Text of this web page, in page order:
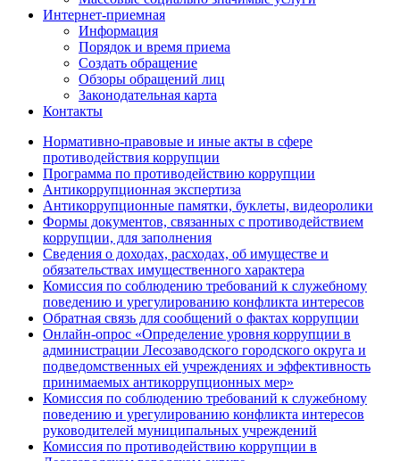
Интернет-приемная
Информация
Порядок и время приема
Создать обращение
Обзоры обращений лиц
Законодательная карта
Контакты
Нормативно-правовые и иные акты в сфере
противодействия коррупции
Программа по противодействию коррупции
Антикоррупционная экспертиза
Антикоррупционные памятки, буклеты, видеоролики
Формы документов, связанных с противодействием
коррупции, для заполнения
Сведения о доходах, расходах, об имуществе и
обязательствах имущественного характера
Комиссия по соблюдению требований к служебному
поведению и урегулированию конфликта интересов
Обратная связь для сообщений о фактах коррупции
Онлайн-опрос «Определение уровня коррупции в
администрации Лесозаводского городского округа и
подведомственных ей учреждениях и эффективность
принимаемых антикоррупционных мер»
Комиссия по соблюдению требований к служебному
поведению и урегулированию конфликта интересов
руководителей муниципальных учреждений
Комиссия по противодействию коррупции в